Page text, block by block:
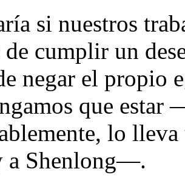
si nuestros
de cumplir un
negar el propio
que estar
lo lleva
a Shenlong—.